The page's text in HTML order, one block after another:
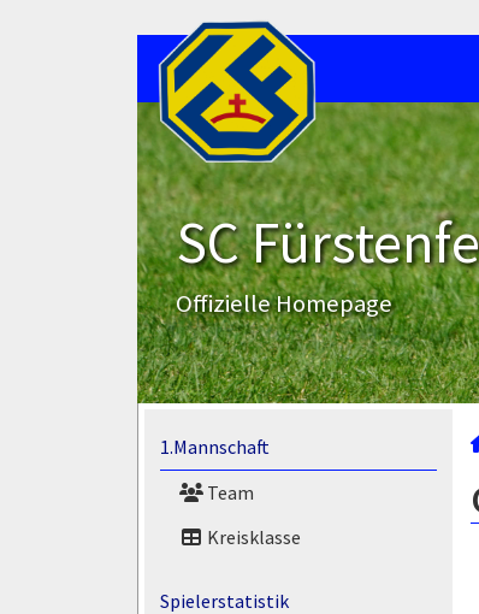
SC
Offizielle Homepage
1.Mannschaft
Team
Kreisklasse
Spielerstatistik